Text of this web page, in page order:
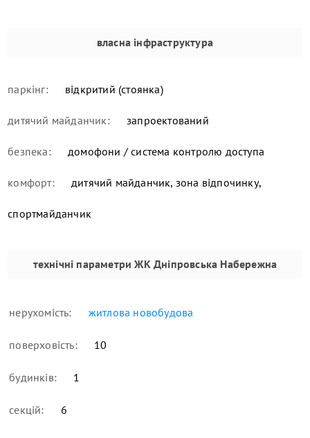
власна інфраструктура
паркінг: відкритий (стоянка)
дитячий майданчик: запроектований
безпека: домофони / система контролю доступа
комфорт: дитячий майданчик, зона відпочинку,
спортмайданчик
технічні параметри ЖК Дніпровська Набережна
нерухомість: житлова новобудова
поверховість: 10
будинків: 1
секцій: 6